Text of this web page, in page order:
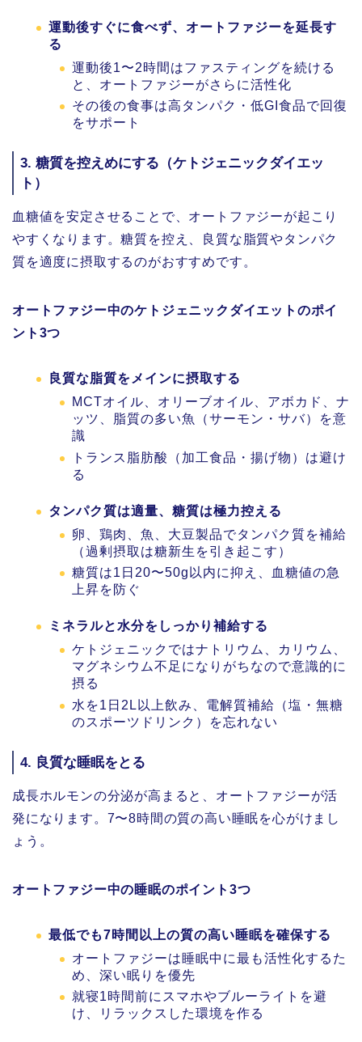
運動後すぐに食べず、オートファジーを延長す
る
運動後1〜2時間はファスティングを続ける
と、オートファジーがさらに活性化
その後の食事は高タンパク・低GI食品で回復
をサポート
3. 糖質を控えめにする（ケトジェニックダイエッ
ト）
血糖値を安定させることで、オートファジーが起こり
やすくなります。糖質を控え、良質な脂質やタンパク
質を適度に摂取するのがおすすめです。
オートファジー中のケトジェニックダイエットのポイ
ント3つ
良質な脂質をメインに摂取する
MCTオイル、オリーブオイル、アボカド、ナ
ッツ、脂質の多い魚（サーモン・サバ）を意
識
トランス脂肪酸（加工食品・揚げ物）は避け
る
タンパク質は適量、糖質は極力控える
卵、鶏肉、魚、大豆製品でタンパク質を補給
（過剰摂取は糖新生を引き起こす）
糖質は1日20〜50g以内に抑え、血糖値の急
上昇を防ぐ
ミネラルと水分をしっかり補給する
ケトジェニックではナトリウム、カリウム、
マグネシウム不足になりがちなので意識的に
摂る
水を1日2L以上飲み、電解質補給（塩・無糖
のスポーツドリンク）を忘れない
4. 良質な睡眠をとる
成長ホルモンの分泌が高まると、オートファジーが活
発になります。7〜8時間の質の高い睡眠を心がけまし
ょう。
オートファジー中の睡眠のポイント3つ
最低でも7時間以上の質の高い睡眠を確保する
オートファジーは睡眠中に最も活性化するた
め、深い眠りを優先
就寝1時間前にスマホやブルーライトを避
け、リラックスした環境を作る